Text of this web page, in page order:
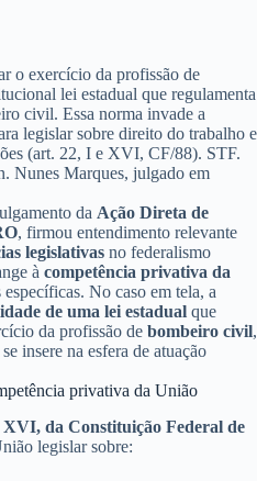
o exercício da profissão de
lei estadual que regulamenta
civil. Essa norma invade a
legislar sobre direito do trabalho e
(art. 22, I e XVI, CF/88). STF.
Nunes Marques, julgado em
da Ação Direta de
, firmou entendimento relevante
legislativas no federalismo
à competência privativa da
No caso em tela, a
de uma lei estadual que
da profissão de bombeiro civil,
insere na esfera de atuação
privativa da União
XVI, da Constituição Federal de
legislar sobre: